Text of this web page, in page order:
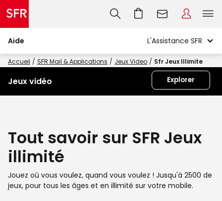
Aide
Accueil SFR Mail & Applications Jeux Video Sfr Jeux Illimite
Jeux vidéo Explorer
Tout savoir sur SFR Jeux
illimité
Jouez où vous voulez, quand vous voulez ! Jusqu'à 2500 de
jeux, pour tous les âges et en illimité sur votre mobile.